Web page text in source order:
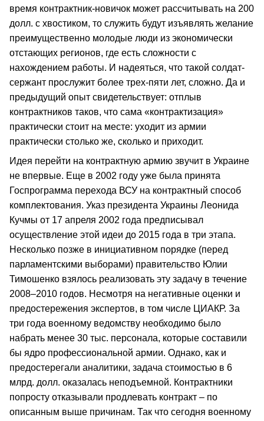
время контрактник-новичок может рассчитывать на 200
долл. с хвостиком, то служить будут изъявлять желание
преимущественно молодые люди из экономически
отстающих регионов, где есть сложности с
нахождением работы. И надеяться, что такой солдат-
сержант прослужит более трех-пяти лет, сложно. Да и
предыдущий опыт свидетельствует: отплыв
контрактников таков, что сама «контрактизация»
практически стоит на месте: уходит из армии
практически столько же, сколько и приходит.
Идея перейти на контрактную армию звучит в Украине
не впервые. Еще в 2002 году уже была принята
Госпрограмма перехода ВСУ на контрактный способ
комплектования. Указ президента Украины Леонида
Кучмы от 17 апреля 2002 года предписывал
осуществление этой идеи до 2015 года в три этапа.
Несколько позже в инициативном порядке (перед
парламентскими выборами) правительство Юлии
Тимошенко взялось реализовать эту задачу в течение
2008–2010 годов. Несмотря на негативные оценки и
предостережения экспертов, в том числе ЦИАКР. За
три года военному ведомству необходимо было
набрать менее 30 тыс. персонала, которые составили
бы ядро профессиональной армии. Однако, как и
предостерегали аналитики, задача стоимостью в 6
млрд. долл. оказалась неподъемной. Контрактники
попросту отказывали продлевать контракт – по
описанным выше причинам. Так что сегодня военному